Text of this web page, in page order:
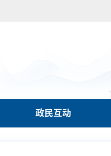
政民互动